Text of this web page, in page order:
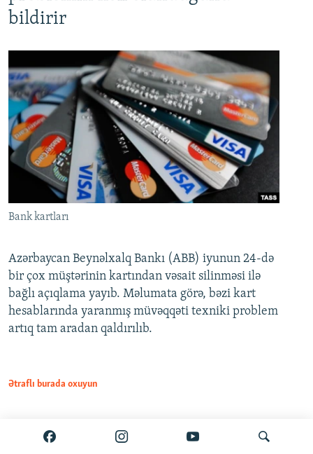
bildirir
Bank kartları
Azərbaycan Beynəlxalq Bankı (ABB) iyunun 24-də
bir çox müştərinin kartından vəsait silinməsi ilə
bağlı açıqlama yayıb. Məlumata görə, bəzi kart
hesablarında yaranmış müvəqqəti texniki problem
artıq tam aradan qaldırılıb.
Ətraflı burada oxuyun